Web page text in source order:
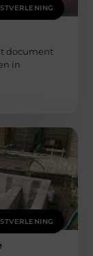
document
in